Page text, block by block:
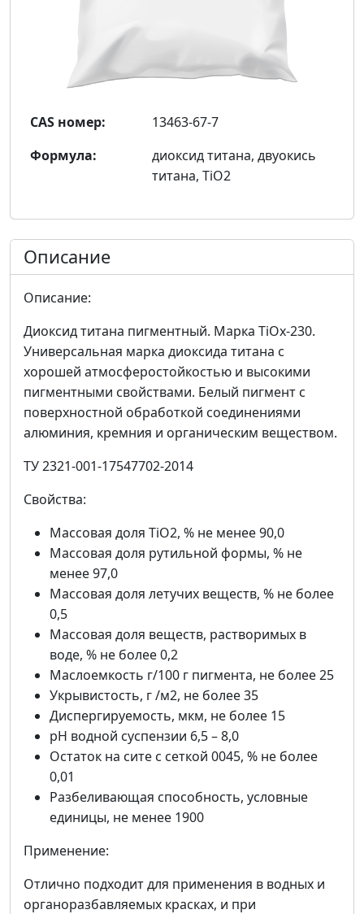
CAS номер:
13463-67-7
Формула:
диоксид титана, двуокись
титана, TiO2
Описание
Описание:
Диоксид титана пигментный. Марка TiOx-230.
Универсальная марка диоксида титана с
хорошей атмосферостойкостью и высокими
пигментными свойствами. Белый пигмент с
поверхностной обработкой соединениями
алюминия, кремния и органическим веществом.
ТУ 2321-001-17547702-2014
Свойства:
Массовая доля TiO2, % не менее 90,0
Массовая доля рутильной формы, % не
менее 97,0
Массовая доля летучих веществ, % не более
0,5
Массовая доля веществ, растворимых в
воде, % не более 0,2
Маслоемкость г/100 г пигмента, не более 25
Укрывистость, г /м2, не более 35
Диспергируемость, мкм, не более 15
pH водной суспензии 6,5 – 8,0
Остаток на сите с сеткой 0045, % не более
0,01
Разбеливающая способность, условные
единицы, не менее 1900
Применение:
Отлично подходит для применения в водных и
органоразбавляемых красках, и при